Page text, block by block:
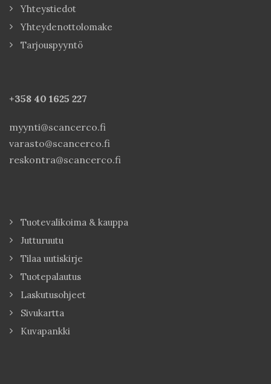
Yhteystiedot
Yhteydenottolomake
Tarjouspyyntö
+358 40 1625 227
myynti@scancerco.fi
varasto@scancerco.fi
reskontra@scancerco.fi
Tuotevalikoima & kauppa
Jutturuutu
Tilaa uutiskirje
Tuotepalautus
Laskutusohjeet
Sivukartta
Kuvapankki